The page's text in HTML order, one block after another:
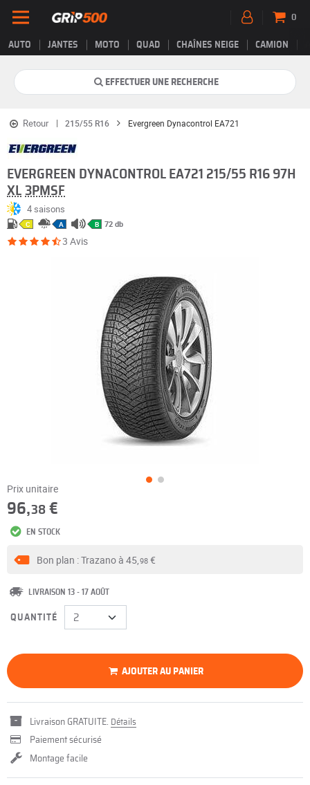
AUTO JANTES MOTO QUAD CHAÎNES NEIGE CAMION
0
EFFECTUER UNE RECHERCHE
Retour 215/55 R16 Evergreen Dynacontrol EA721
EVERGREEN DYNACONTROL EA721 215/55 R16 97H
XL 3PMSF
4 saisons
C A B 72 db
3 Avis
Prix unitaire
96,38 €
EN STOCK
Bon plan : Trazano à 45,98€
LIVRAISON 13 - 17 AOÛT
QUANTITÉ
AJOUTER AU PANIER
Livraison GRATUITE. Détails
Paiement sécurisé
Montage facile